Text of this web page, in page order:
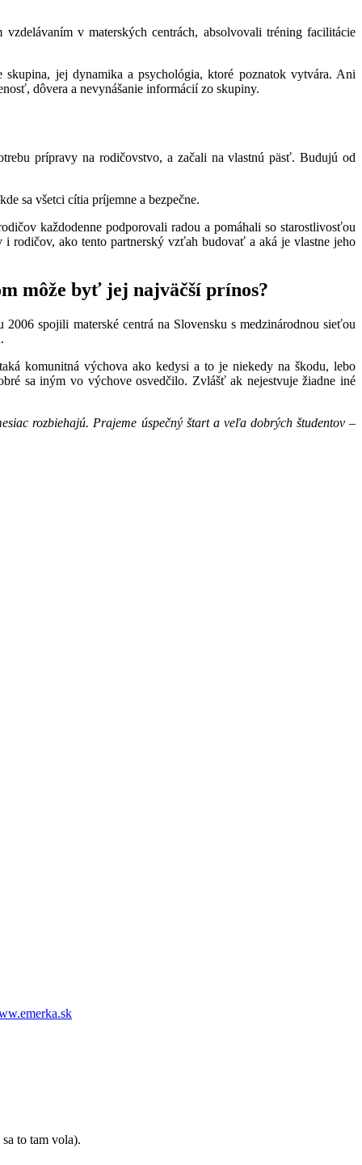
v materských centrách, absolvovali tréning facilitácie
jej dynamika a psychológia, ktoré poznatok vytvára. Ani
dôvera a nevynášanie informácií zo skupiny.
prípravy na rodičovstvo, a začali na vlastnú päsť. Budujú od
sa všetci cítia príjemne a bezpečne.
každodenne podporovali radou a pomáhali so starostlivosťou
rodičov, ako tento partnerský vzťah budovať a aká je vlastne jeho
môže byť jej najväčší prínos?
spojili materské centrá na Slovensku s medzinárodnou sieťou
komunitná výchova ako kedysi a to je niekedy na škodu, lebo
sa iným vo výchove osvedčilo. Zvlášť ak nejestvuje žiadne iné
rozbiehajú. Prajeme úspečný štart a veľa dobrých študentov –
to tam vola).